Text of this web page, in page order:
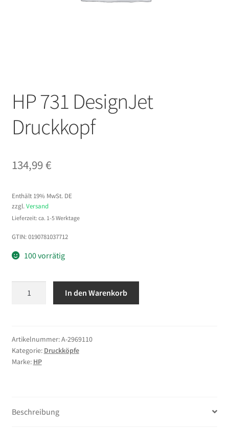
HP 731 DesignJet
Druckkopf
134,99€
Enthält 19% MwSt. DE
zzgl. Versand
Lieferzeit: ca. 1-5 Werktage
GTIN: 0190781037712
100 vorrätig
Menge
In den Warenkorb
Artikelnummer:A-2969110
Kategorie: Druckköpfe
Marke: HP
Beschreibung